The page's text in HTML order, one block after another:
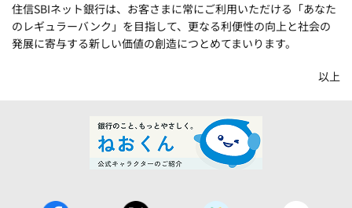
住信SBIネット銀行は、お客さまに常にご利用いただける「あなた
のレギュラーバンク」を目指して、更なる利便性の向上と社会の
発展に寄与する新しい価値の創造につとめてまいります。
以上